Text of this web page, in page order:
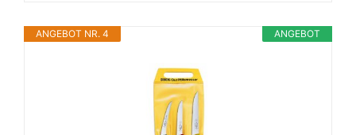
ANGEBOT
ANGEBOT NR. 4